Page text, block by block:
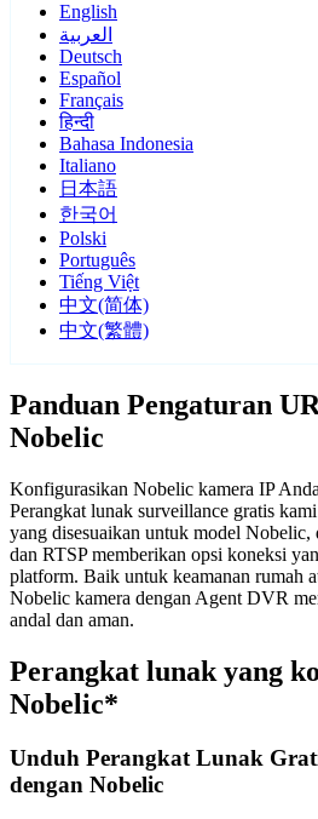
English
العربية
Deutsch
Español
Français
हिन्दी
Bahasa Indonesia
Italiano
日本語
한국어
Polski
Português
Tiếng Việt
中文(简体)
中文(繁體)
Panduan Pengaturan
Nobelic
Konfigurasikan Nobelic kamera IP
Perangkat lunak surveillance gratis
yang disesuaikan untuk model
dan RTSP memberikan opsi koneksi
platform. Baik untuk keamanan rumah
Nobelic kamera dengan Agent DVR
andal dan aman.
Perangkat lunak yang
Nobelic*
Unduh Perangkat Lunak
dengan Nobelic